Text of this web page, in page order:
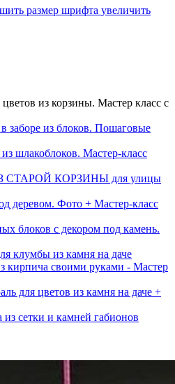
размер шрифта увеличить
из корзины. Мастер класс с
заборе из блоков. Пошаговые
шлакоблоков. Мастер-класс
СТАРОЙ КОРЗИНЫ для улицы
деревом. Фото + Мастер-класс
блоков с декором под камень.
клумбы из камня на даче
кирпича своими руками - Мастер
для цветов из камня на даче +
сетки и камней габионов